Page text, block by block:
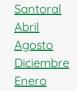
Santoral
Abril
Agosto
Diciembre
Enero